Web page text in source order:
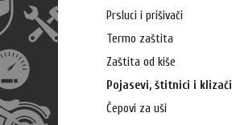
Prsluci i prišivači
Termo zaštita
Zaštita od kiše
Pojasevi, štitnici i klizači
Čepovi za uši